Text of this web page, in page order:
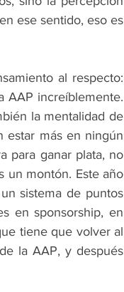
ese sentido, eso es
al respecto:
AAP increíblemente.
la mentalidad de
estar más en ningún
para ganar plata, no
un montón. Este año
sistema de puntos
en sponsorship, en
tiene que volver al
la AAP, y después